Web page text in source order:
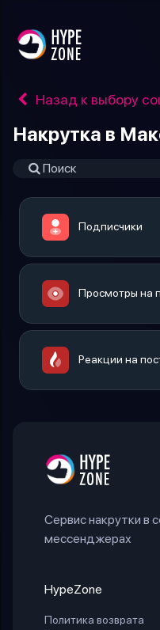
Назад к выбору
Накрутка в
Подписчики
Просмотры на
Реакции на
Сервис накрутки в
мессенджерах
HypeZone
Политика возврата